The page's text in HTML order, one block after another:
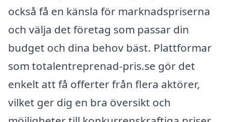
också få en känsla för marknadspriserna
och välja det företag som passar din
budget och dina behov bäst. Plattformar
som totalentreprenad-pris.se gör det
enkelt att få offerter från flera aktörer,
vilket ger dig en bra översikt och